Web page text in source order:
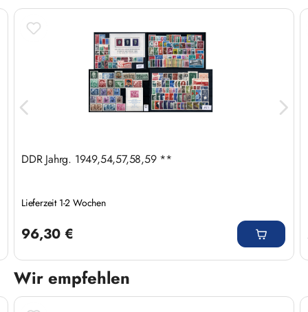
DDR Jahrg. 1949,54,57,58,59 **
Lieferzeit 1-2 Wochen
96,30 €
Wir empfehlen
Produktgalerie überspringen